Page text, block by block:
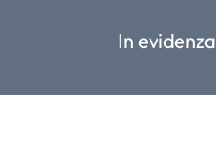
In evidenza